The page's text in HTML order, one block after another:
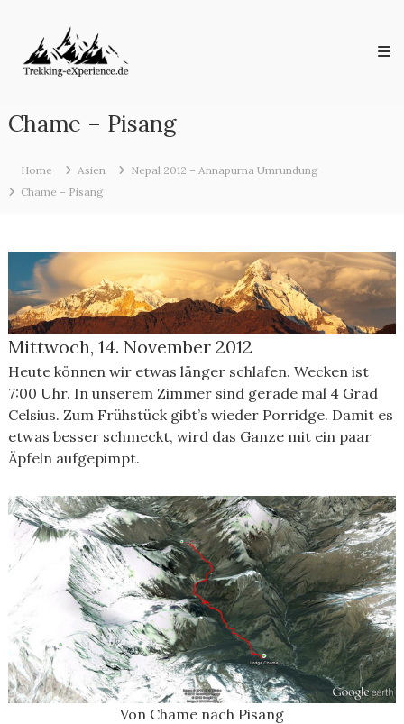
content
eXperience.de
Reiseberichte
aus
Welt
Chame – Pisang
Home Asien
Nepal 2012 – Annapurna Umrundung
Chame – Pisang
Mittwoch, 14. November 2012
Heute können wir etwas länger schlafen. Wecken ist
7:00 Uhr. In unserem Zimmer sind gerade mal 4 Grad
Celsius. Zum Frühstück gibt’s wieder Porridge. Damit es
etwas besser schmeckt, wird das Ganze mit ein paar
Äpfeln aufgepimpt.
Von Chame nach Pisang